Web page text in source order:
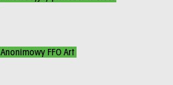
Anonimowy FFO Art